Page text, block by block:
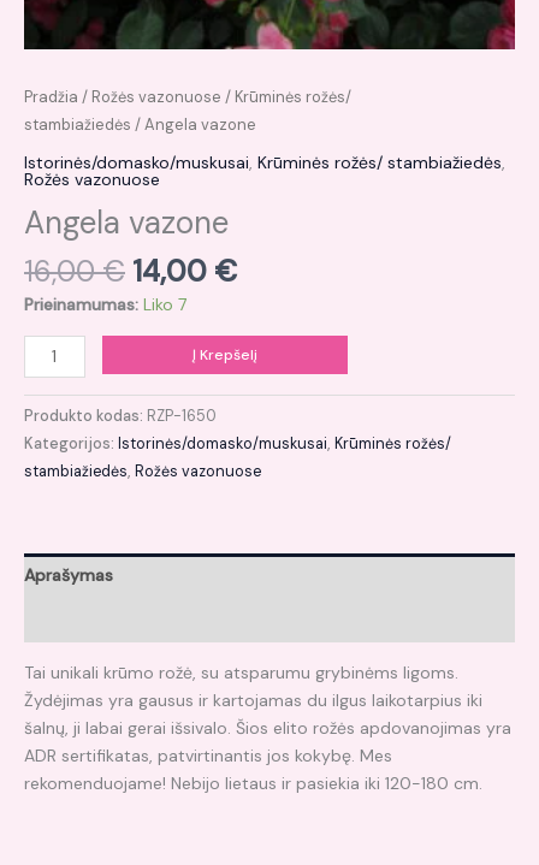
Pradžia / Rožės vazonuose / Krūminės rožės/
stambiažiedės / Angela vazone
Istorinės/domasko/muskusai, Krūminės rožės/ stambiažiedės,
Rožės vazonuose
Angela vazone
16,00€ 14,00 €
Prieinamumas: Liko 7
Į Krepšelį
Produkto kodas: RZP-1650
Kategorijos: Istorinės/domasko/muskusai, Krūminės rožės/
stambiažiedės, Rožės vazonuose
Aprašymas
Tai unikali krūmo rožė, su atsparumu grybinėms ligoms.
Žydėjimas yra gausus ir kartojamas du ilgus laikotarpius iki
šalnų, ji labai gerai išsivalo. Šios elito rožės apdovanojimas yra
ADR sertifikatas, patvirtinantis jos kokybę. Mes
rekomenduojame! Nebijo lietaus ir pasiekia iki 120-180 cm.